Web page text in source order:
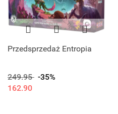
Przedsprzedaż Entropia
249.95 -35%
162.90